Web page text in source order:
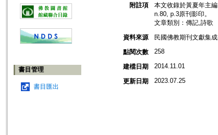
書目管理
書目匯出
附註項
本文收錄於黃夏年主
n.80, p.3原刊影印。
文章類別：傳記,詩歌
資料來源
民國佛教期刊文獻集
點閱次數
258
建檔日期 2014.11.01
更新日期 2023.07.25